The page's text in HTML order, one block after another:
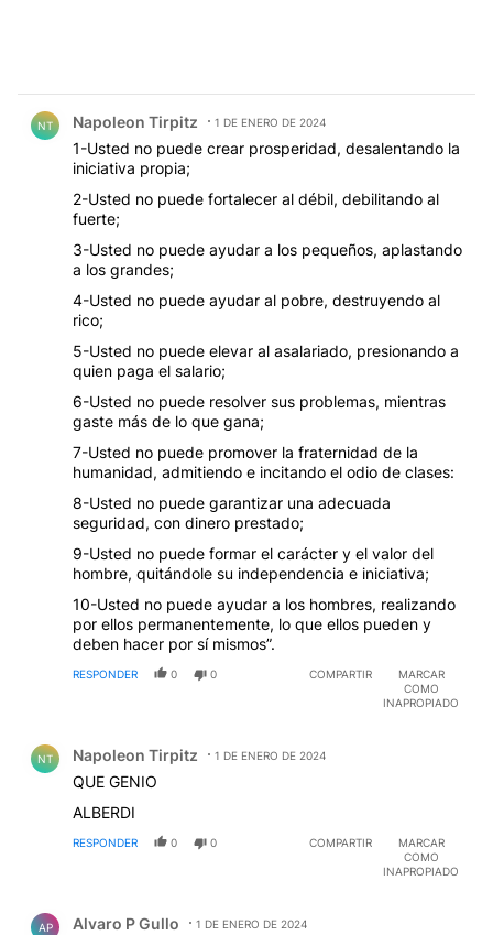
NT Napoleon Tirpitz 1 DE ENERO DE 2024
1-Usted no puede crear prosperidad, desalentando la
iniciativa propia;
2-Usted no puede fortalecer al débil, debilitando al
fuerte;
3-Usted no puede ayudar a los pequeños, aplastando
a los grandes;
4-Usted no puede ayudar al pobre, destruyendo al
rico;
5-Usted no puede elevar al asalariado, presionando a
quien paga el salario;
6-Usted no puede resolver sus problemas, mientras
gaste más de lo que gana;
7-Usted no puede promover la fraternidad de la
humanidad, admitiendo e incitando el odio de clases:
8-Usted no puede garantizar una adecuada
seguridad, con dinero prestado;
9-Usted no puede formar el carácter y el valor del
hombre, quitándole su independencia e iniciativa;
10-Usted no puede ayudar a los hombres, realizando
por ellos permanentemente, lo que ellos pueden y
deben hacer por sí mismos”.
RESPONDER 0 0 COMPARTIR
MARCAR
COMO
INAPROPIADO
NT Napoleon Tirpitz 1 DE ENERO DE 2024
QUE GENIO
ALBERDI
RESPONDER 0 0 COMPARTIR
MARCAR
COMO
INAPROPIADO
AP Alvaro P Gullo 1 DE ENERO DE 2024